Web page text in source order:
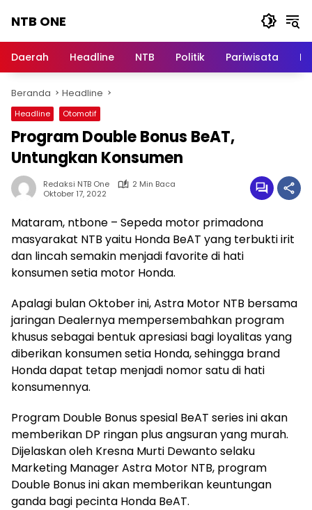
NTB ONE
dan
Berita
Lombok
Daerah Headline NTB Politik Pariwisata
Beranda Headline
Headline Otomotif
Program Double Bonus BeAT,
Untungkan Konsumen
Redaksi NTB One
2 Min Baca
Oktober 17, 2022
Mataram, ntbone – Sepeda motor primadona
masyarakat NTB yaitu Honda BeAT yang terbukti irit
dan lincah semakin menjadi favorite di hati
konsumen setia motor Honda.
Apalagi bulan Oktober ini, Astra Motor NTB bersama
jaringan Dealernya mempersembahkan program
khusus sebagai bentuk apresiasi bagi loyalitas yang
diberikan konsumen setia Honda, sehingga brand
Honda dapat tetap menjadi nomor satu di hati
konsumennya.
Program Double Bonus spesial BeAT series ini akan
memberikan DP ringan plus angsuran yang murah.
Dijelaskan oleh Kresna Murti Dewanto selaku
Marketing Manager Astra Motor NTB, program
Double Bonus ini akan memberikan keuntungan
ganda bagi pecinta Honda BeAT.